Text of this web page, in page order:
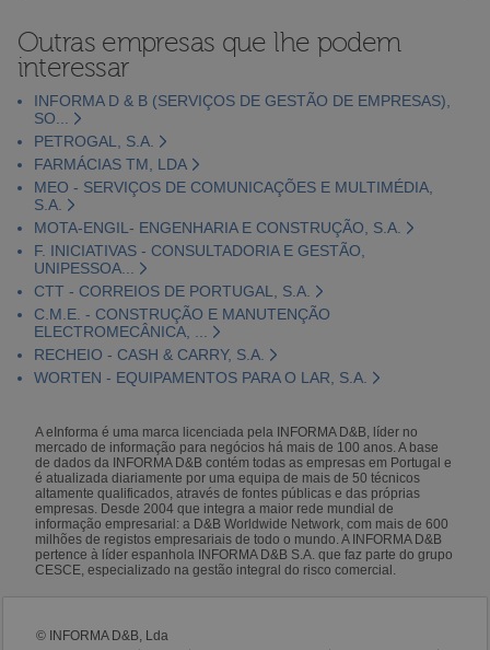
Outras empresas que lhe podem
interessar
INFORMA D & B (SERVIÇOS DE GESTÃO DE EMPRESAS),
SO...
PETROGAL, S.A.
FARMÁCIAS TM, LDA
MEO - SERVIÇOS DE COMUNICAÇÕES E MULTIMÉDIA,
S.A.
MOTA-ENGIL- ENGENHARIA E CONSTRUÇÃO, S.A.
F. INICIATIVAS - CONSULTADORIA E GESTÃO,
UNIPESSOA...
CTT - CORREIOS DE PORTUGAL, S.A.
C.M.E. - CONSTRUÇÃO E MANUTENÇÃO
ELECTROMECÂNICA, ...
RECHEIO - CASH & CARRY, S.A.
WORTEN - EQUIPAMENTOS PARA O LAR, S.A.
A eInforma é uma marca licenciada pela INFORMA D&B, líder no
mercado de informação para negócios há mais de 100 anos. A base
de dados da INFORMA D&B contém todas as empresas em Portugal e
é atualizada diariamente por uma equipa de mais de 50 técnicos
altamente qualificados, através de fontes públicas e das próprias
empresas. Desde 2004 que integra a maior rede mundial de
informação empresarial: a D&B Worldwide Network, com mais de 600
milhões de registos empresariais de todo o mundo. A INFORMA D&B
pertence à líder espanhola INFORMA D&B S.A. que faz parte do grupo
CESCE, especializado na gestão integral do risco comercial.
© INFORMA D&B, Lda